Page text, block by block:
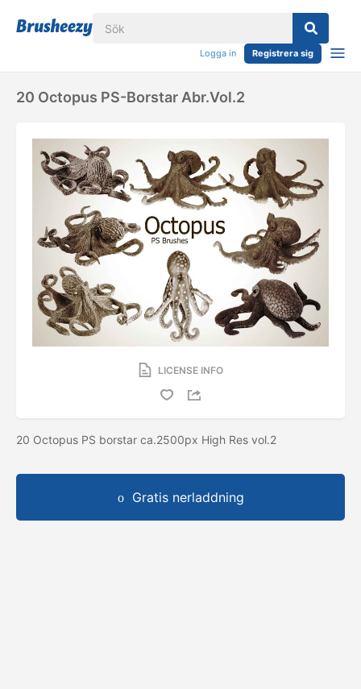
Logga in Registrera sig
20 Octopus PS-Borstar Abr.vol.2
LICENSE INFO
20 Octopus PS borstar ca.2500px High Res vol.2
Gratis nerladdning